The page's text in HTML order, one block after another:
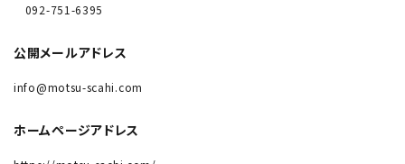
092-751-6395
公開メールアドレス
info@motsu-scahi.com
ホームページアドレス